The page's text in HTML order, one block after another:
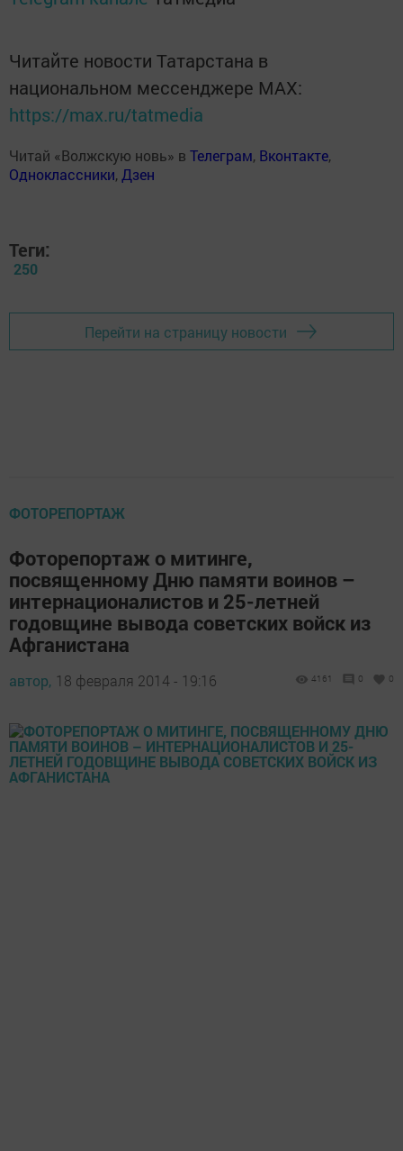
Читайте новости Татарстана в
национальном мессенджере MАХ:
https://max.ru/tatmedia
Читай «Волжскую новь» в Телеграм, Вконтакте,
Одноклассники,Дзен
Теги:
250
Перейти на страницу новости
ФОТОРЕПОРТАЖ
Фоторепортаж о митинге,
посвященному Дню памяти воинов –
интернационалистов и 25-летней
годовщине вывода советских войск из
Афганистана
автор, 18 февраля 2014 - 19:16 4161 0 0